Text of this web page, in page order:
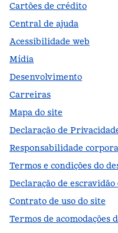
Cartões de crédito
Central de ajuda
Acessibilidade web
Mídia
Desenvolvimento
Carreiras
Mapa do site
Declaração de
Responsabilidade
Termos e condições do
Declaração de
Contrato de uso do site
Termos de acomodações